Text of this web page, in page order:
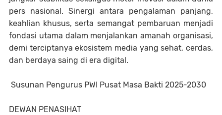
pers nasional. Sinergi antara pengalaman panjang,
keahlian khusus, serta semangat pembaruan menjadi
fondasi utama dalam menjalankan amanah organisasi,
demi terciptanya ekosistem media yang sehat, cerdas,
dan berdaya saing di era digital.
Susunan Pengurus PWI Pusat Masa Bakti 2025-2030
DEWAN PENASIHAT